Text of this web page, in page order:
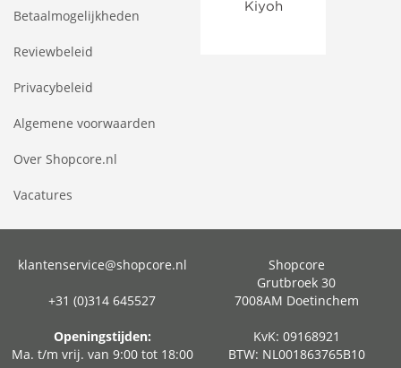
Betaalmogelijkheden
Reviewbeleid
Privacybeleid
Algemene voorwaarden
Over Shopcore.nl
Vacatures
klantenservice@shopcore.nl
+31 (0)314 645527
Openingstijden:
Ma. t/m vrij. van 9:00 tot 18:00
Shopcore
Grutbroek 30
7008AM Doetinchem
KvK: 09168921
BTW: NL001863765B10